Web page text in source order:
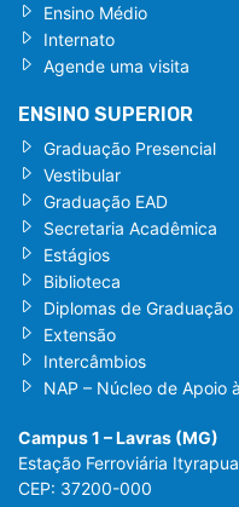
Ensino Médio
Internato
Agende uma visita
ENSINO SUPERIOR
Graduação Presencial
Vestibular
Graduação EAD
Secretaria Acadêmica
Estágios
Biblioteca
Diplomas de Graduação
Extensão
Intercâmbios
NAP – Núcleo de Apoio
Campus 1 – Lavras (MG)
Estação Ferroviária
CEP: 37200-000